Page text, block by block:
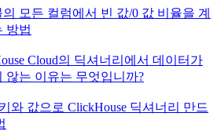
모든 컬럼에서 빈 값/0 값 비율을 계
방법
Cloud의 딕셔너리에서 데이터가
않는 이유는 무엇입니까?
와 값으로 ClickHouse 딕셔너리 만드